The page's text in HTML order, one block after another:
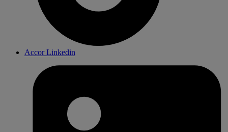
Accor Linkedin